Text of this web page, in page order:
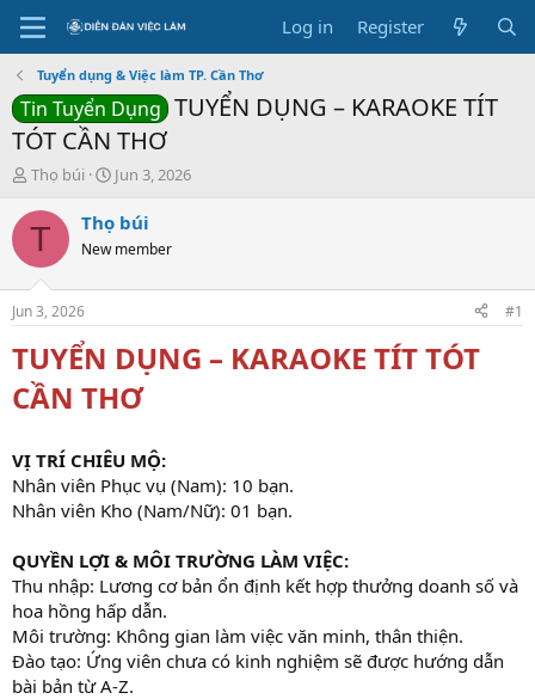
Log in Register
Tuyển dụng & Việc làm TP. Cần Thơ
Tin Tuyển Dụng TUYỂN DỤNG – KARAOKE TÍT
TÓT CẦN THƠ
T
r
d
t
a
r
t
e
Thọ búi
S
a
t
t
e
Jun 3, 2026
T Thọ búi
New member
Jun 3, 2026 #1
TUYỂN DỤNG – KARAOKE TÍT TÓT
CẦN THƠ
VỊ TRÍ CHIÊU MỘ:
Nhân viên Phục vụ (Nam): 10 bạn.
Nhân viên Kho (Nam/Nữ): 01 bạn.
QUYỀN LỢI & MÔI TRƯỜNG LÀM VIỆC:
Thu nhập: Lương cơ bản ổn định kết hợp thưởng doanh số và
hoa hồng hấp dẫn.
Môi trường: Không gian làm việc văn minh, thân thiện.
Đào tạo: Ứng viên chưa có kinh nghiệm sẽ được hướng dẫn
bài bản từ A-Z.